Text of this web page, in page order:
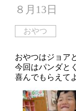
８月13日
おやつ
おやつはジョア
今回はパンダと
喜んでもらえて